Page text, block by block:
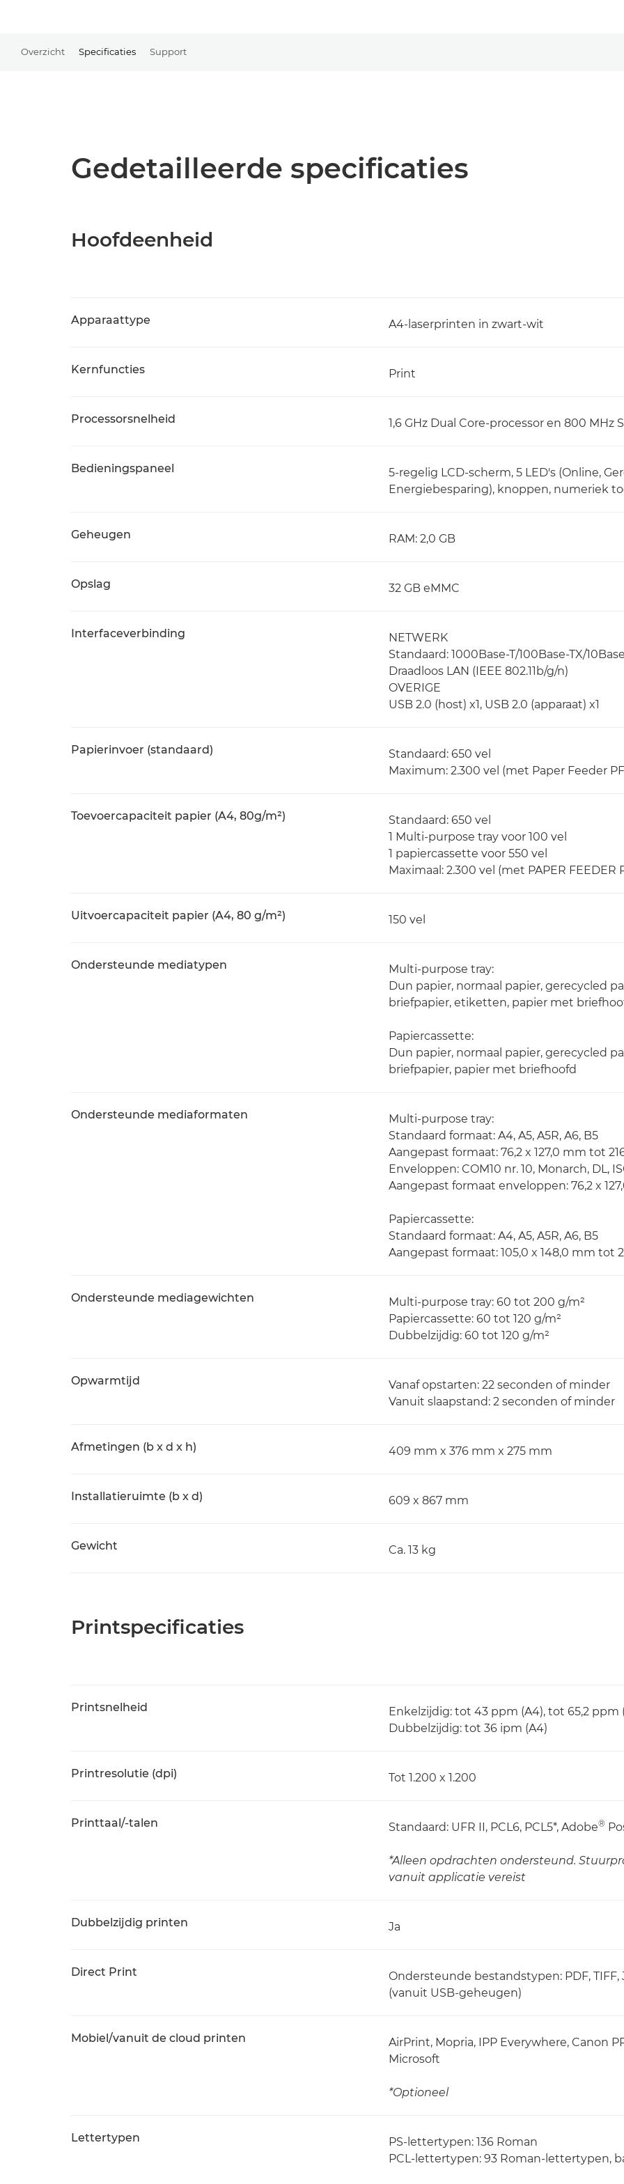
Overzicht Specificaties Support
Gedetailleerde specificaties
Hoofdeenheid
Apparaattype A4-laserprinten in zwart-wit
Kernfuncties Print
Processorsnelheid 1,6 GHz Dual Core-processor en 800 MHz
Bedieningspaneel
5-regelig LCD-scherm, 5 LED's (Online,
Energiebesparing), knoppen, numeriek
Geheugen RAM: 2,0 GB
Opslag 32 GB eMMC
Interfaceverbinding
NETWERK
Standaard: 1000Base-T/100Base-TX/
Draadloos LAN (IEEE 802.11b/g/n)
OVERIGE
USB 2.0 (host) x1, USB 2.0 (apparaat) x1
Papierinvoer (standaard)
Standaard: 650 vel
Maximum: 2.300 vel (met Paper Feeder
Toevoercapaciteit papier (A4, 80g/m²)
Standaard: 650 vel
1 Multi-purpose tray voor 100 vel
1 papiercassette voor 550 vel
Maximaal: 2.300 vel (met PAPER FEEDER
Uitvoercapaciteit papier (A4, 80 g/m²) 150 vel
Ondersteunde mediatypen
Multi-purpose tray:
Dun papier, normaal papier, gerecycled
briefpapier, etiketten, papier met
Papiercassette:
Dun papier, normaal papier, gerecycled
briefpapier, papier met briefhoofd
Ondersteunde mediaformaten
Multi-purpose tray:
Standaard formaat: A4, A5, A5R, A6, B5
Aangepast formaat: 76,2 x 127,0 mm tot
Enveloppen: COM10 nr. 10, Monarch, DL,
Aangepast formaat enveloppen: 76,2 x
Papiercassette:
Standaard formaat: A4, A5, A5R, A6, B5
Aangepast formaat: 105,0 x 148,0 mm tot
Ondersteunde mediagewichten
Multi-purpose tray: 60 tot 200 g/m²
Papiercassette: 60 tot 120 g/m²
Dubbelzijdig: 60 tot 120 g/m²
Opwarmtijd
Vanaf opstarten: 22 seconden of minder
Vanuit slaapstand: 2 seconden of minder
Afmetingen (b x d x h) 409 mm x 376 mm x 275 mm
Installatieruimte (b x d) 609 x 867 mm
Gewicht Ca. 13 kg
Printspecificaties
Printsnelheid
Enkelzijdig: tot 43 ppm (A4), tot 65,2 ppm
Dubbelzijdig: tot 36 ipm (A4)
Printresolutie (dpi) Tot 1.200 x 1.200
Printtaal/-talen Standaard: UFR II, PCL6, PCL5*, Adobe®
*Alleen opdrachten ondersteund.
vanuit applicatie vereist
Dubbelzijdig printen Ja
Direct Print
Ondersteunde bestandstypen: PDF, TIFF,
(vanuit USB-geheugen)
Mobiel/vanuit de cloud printen
AirPrint, Mopria, IPP Everywhere, Canon
Microsoft
*Optioneel
Lettertypen
PS-lettertypen: 136 Roman
PCL-lettertypen: 93 Roman-lettertypen,